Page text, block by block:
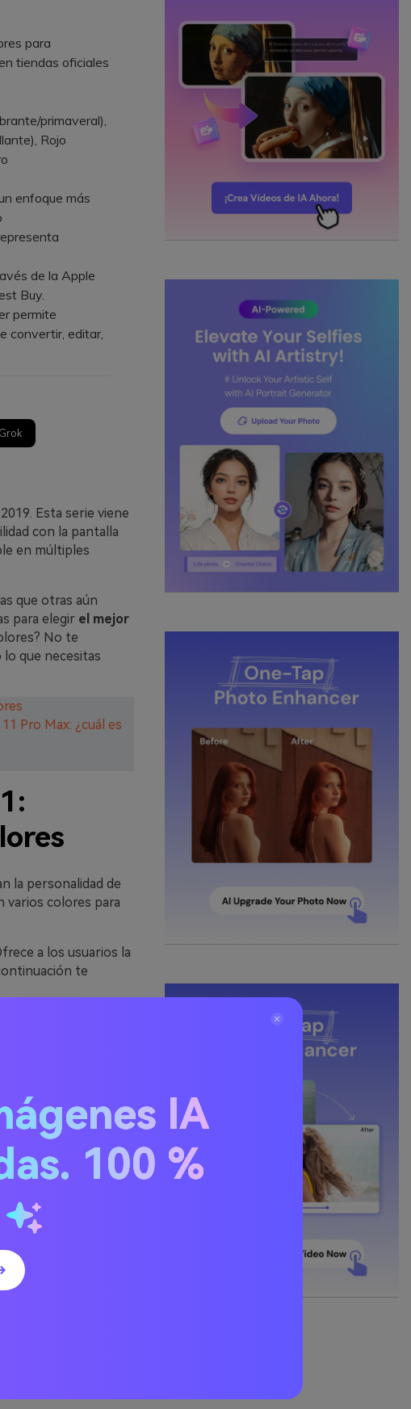
para
tiendas oficiales
primaveral),
Rojo
enfoque más
de la Apple
Buy.
permite
convertir, editar,
Grok
Esta serie viene
con la pantalla
en múltiples
que otras aún
para elegir el mejor
No te
que necesitas
Pro Max: ¿cuál es
la personalidad de
varios colores para
a los usuarios la
te
el color de la
se posan en él. El
ha sido
IA
100 %